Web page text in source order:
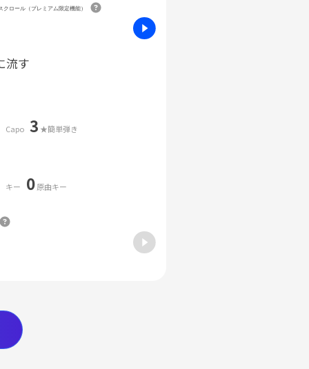
クロール（プレミアム限定機能）
流す
Capo 3 ★簡単弾き
キー 0原曲キー